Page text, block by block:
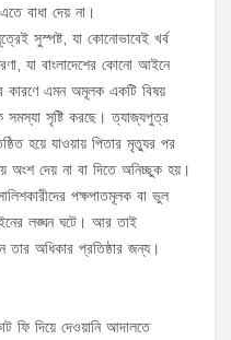
বাধা দেয় না।
সুস্পষ্ট, যা কোনোভাবেই খর্ব
যা বাংলাদেশের কোনো আইনে
কারণে এমন অমূলক একটি বিষয়
সমস্যা সৃষ্টি করছে। ত্যাজ্যপুত্র
হয়ে যাওয়ায় পিতার মৃত্যুর পর
অংশ দেয় না বা দিতে অনিচ্ছুক হয়।
পক্ষপাতমূলক বা ভুল
লঙ্ঘন ঘটে। আর তাই
অধিকার প্রতিষ্ঠার জন্য।
ফি দিয়ে দেওয়ানি আদালতে